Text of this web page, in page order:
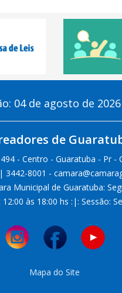
04 de agosto de
de
- Centro - Guaratuba - Pr -
3442-8001 -
Municipal de Guaratuba:
às 18:00 hs :|: Sessão:
Mapa do Site